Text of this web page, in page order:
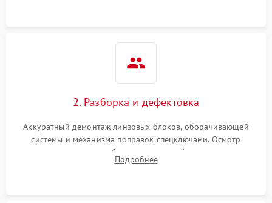
2. Разборка и дефектовка
Аккуратный демонтаж линзовых блоков, оборачивающей
системы и механизма поправок спецключами. Осмотр
внутренних резьбовых соединений, пружин и
уплотнительных колец. Поиск причин люфта, смещения
Подробнее